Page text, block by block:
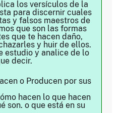
los versículos de la
para discernir cuales
y falsos maestros de
que son las formas
que te hacen daño,
y huir de ellos.
estudio y analice de lo
decir.
o Producen por sus
hacen lo que hacen
son. o que está en su